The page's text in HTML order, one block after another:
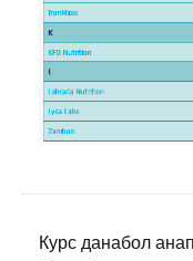
Курс данабол